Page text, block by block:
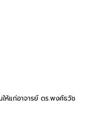
ห้แก่อาจารย์ ดร.พงศ์ธวัช